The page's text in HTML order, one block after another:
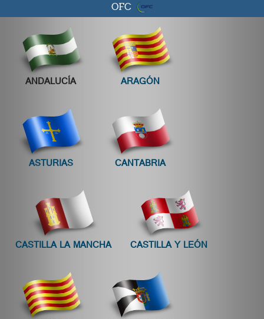
OFC
ANDALUCÍA ARAGÓN
ASTURIAS CANTABRIA
CASTILLA LA MANCHA CASTILLA Y LEÓN